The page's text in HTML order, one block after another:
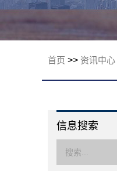
首页 >> 资讯中心
信息搜索